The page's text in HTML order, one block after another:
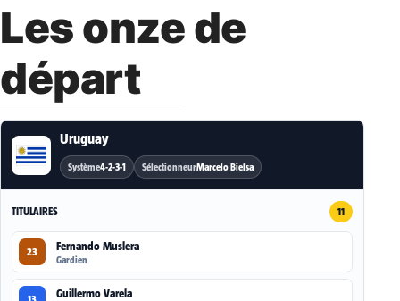
Les onze de
départ
Uruguay
Système4-2-3-1 SélectionneurMarcelo Bielsa
TITULAIRES 11
23 Fernando Muslera
Gardien
Guillermo Varela